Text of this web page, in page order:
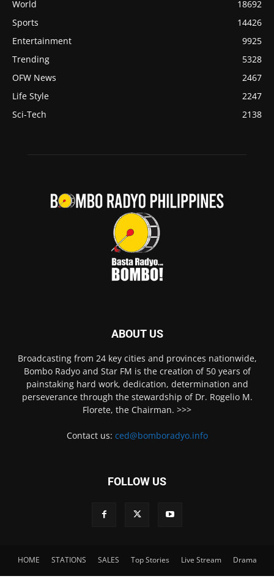
World
18692
Sports
14426
Entertainment
9925
Trending
5328
OFW News
2467
Life Style
2247
Sci-Tech
2138
ABOUT US
Broadcasting from 24 key cities and provinces nationwide,
Bombo Radyo and Star FM is the creation of 50 years of
painstaking hard work, dedication, determination and
perseverance through the stewardship of Dr. Rogelio M.
Florete, the Chairman. >>>
Contact us: ced@bomboradyo.info
FOLLOW US
HOME STATIONS SALES Top Stories Live Stream Drama